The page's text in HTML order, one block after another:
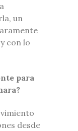
un
con lo
para
desde